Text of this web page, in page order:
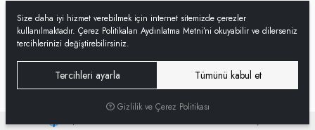
Size daha iyi hizmet verebilmek için internet sitemizde çerezler
kullanılmaktadır. Çerez Politikaları Aydınlatma Metni’ni okuyabilir ve dilerseniz
tercihlerinizi değiştirebilirsiniz.
Tercihleri ayarla Tümünü kabul et
Gizlilik ve Çerez Politikası